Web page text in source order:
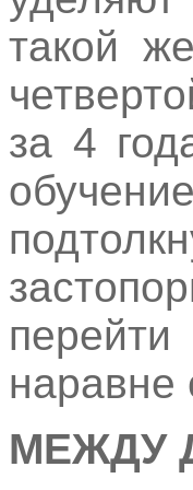
такой
за 4
наравне
МЕЖДУ